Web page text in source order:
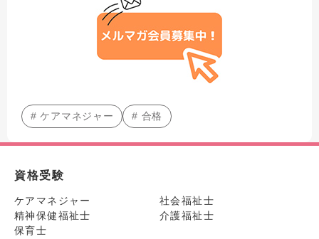
# ケアマネジャー # 合格
資格受験
ケアマネジャー
社会福祉士
精神保健福祉士
介護福祉士
保育士